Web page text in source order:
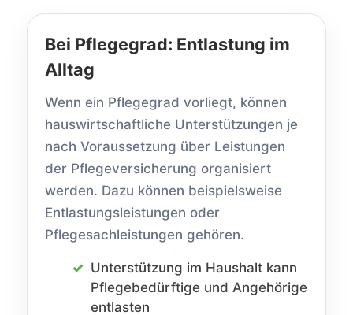
Bei Pflegegrad: Entlastung im
Alltag
Wenn ein Pflegegrad vorliegt, können
hauswirtschaftliche Unterstützungen je
nach Voraussetzung über Leistungen
der Pflegeversicherung organisiert
werden. Dazu können beispielsweise
Entlastungsleistungen oder
Pflegesachleistungen gehören.
Unterstützung im Haushalt kann
Pflegebedürftige und Angehörige
entlasten